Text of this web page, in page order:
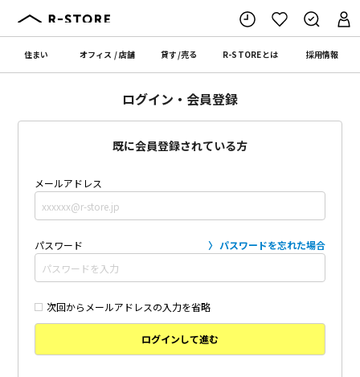
住まい オフィス /店舗 貸す/売る R-STOREとは 採用情報
ログイン・会員登録
既に会員登録されている方
メールアドレス
パスワード パスワードを忘れた場合
次回からメールアドレスの入力を省略
ログインして進む